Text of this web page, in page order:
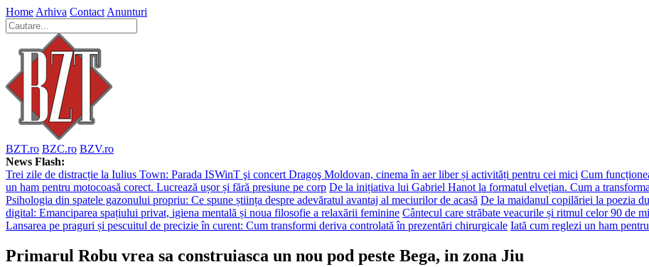
Home Arhiva Contact Anunturi
BZT.ro BZC.ro BZV.ro
News Flash:
Trei zile de distracție la Iulius Town: Parada ISWinT şi concert Dragoş Moldovan, cinema în aer liber și activități pentru cei mici Cum
un ham pentru motocoasă corect. Lucrează ușor și fără presiune pe corp De la inițiativa lui Gabriel Hanot la formatul elvețian. Cum a
Psihologia din spatele gazonului propriu: Ce spune știința despre adevăratul avantaj al meciurilor de acasă De la maidanul copilăriei la poezia
digital: Emanciparea spațiului privat, igiena mentală și noua filosofie a relaxării feminine Cântecul care străbate veacurile și ritmul celor 90 de
Lansarea pe praguri și pescuitul de precizie în curent: Cum transformi deriva controlată în prezentări chirurgicale Iată cum reglezi un ham
Primarul Robu vrea sa construiasca un nou pod peste Bega, in zona Jiu